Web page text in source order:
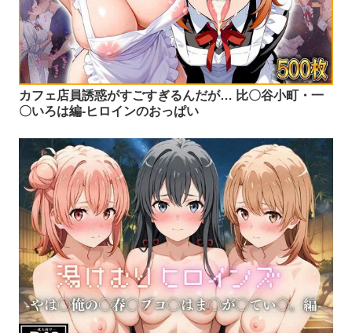
カフェ店員誘惑がすごすぎるんだが… 比〇谷小町・一
〇いろは編-ヒロインのおっぱい